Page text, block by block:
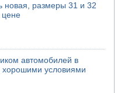
новая, размеры 31 и 32
цене
автомобилей в
хорошими условиями